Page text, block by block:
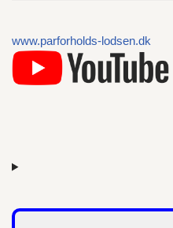
e
www.parforholds-lodsen.dk